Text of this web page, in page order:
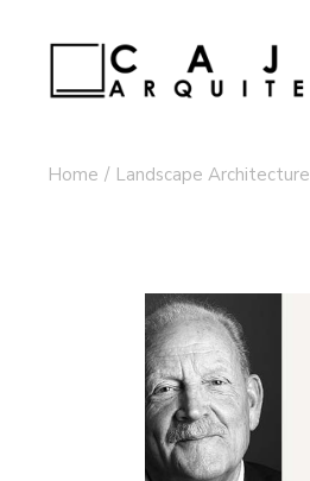
Home Landscape Architecture